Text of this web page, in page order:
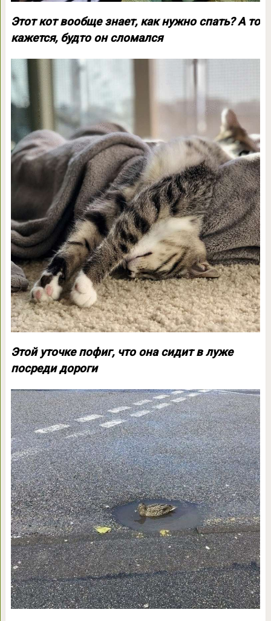
Этот кот вообще знает, как нужно спать? А то
кажется, будто он сломался
Этой уточке пофиг, что она сидит в луже
посреди дороги